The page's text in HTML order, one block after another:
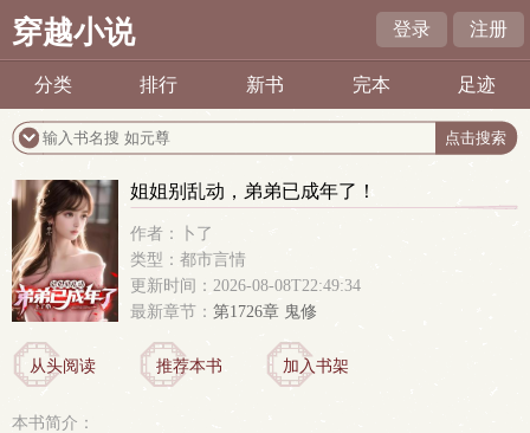
穿越小说 登录 注册
分类 排行 新书 完本 足迹
姐姐别乱动，弟弟已成年了！
作者：卜了
类型：都市言情
更新时间：2026-08-08T22:49:34
最新章节： 第1726章 鬼修
从头阅读 推荐本书 加入书架
本书简介：